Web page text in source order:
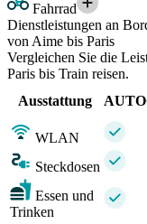
Fahrrad
Dienstleistungen an
von Aime bis Paris
Vergleichen Sie die
Paris bis Train reisen.
Ausstattung
WLAN
Steckdosen
Essen und
Trinken